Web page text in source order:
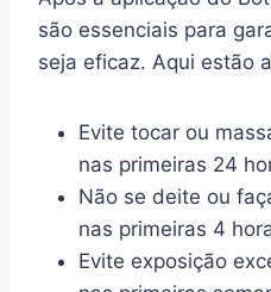
são essenciais para
seja eficaz. Aqui estão
Evite tocar ou
nas primeiras 24
Não se deite ou
nas primeiras 4
Evite exposição